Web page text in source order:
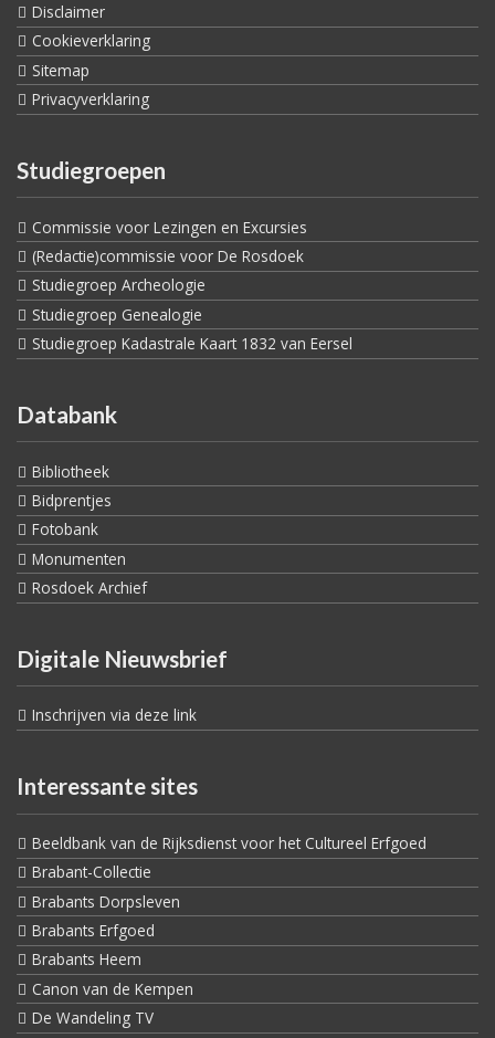
Disclaimer
Cookieverklaring
Sitemap
Privacyverklaring
Studiegroepen
Commissie voor Lezingen en Excursies
(Redactie)commissie voor De Rosdoek
Studiegroep Archeologie
Studiegroep Genealogie
Studiegroep Kadastrale Kaart 1832 van Eersel
Databank
Bibliotheek
Bidprentjes
Fotobank
Monumenten
Rosdoek Archief
Digitale Nieuwsbrief
Inschrijven via deze link
Interessante sites
Beeldbank van de Rijksdienst voor het Cultureel Erfgoed
Brabant-Collectie
Brabants Dorpsleven
Brabants Erfgoed
Brabants Heem
Canon van de Kempen
De Wandeling TV